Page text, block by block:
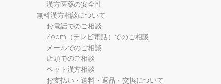
漢方医薬の安全性
無料漢方相談について
お電話でのご相談
Zoom（テレビ電話）でのご相談
メールでのご相談
店頭でのご相談
ペット漢方相談
お支払い・送料・返品・交換について